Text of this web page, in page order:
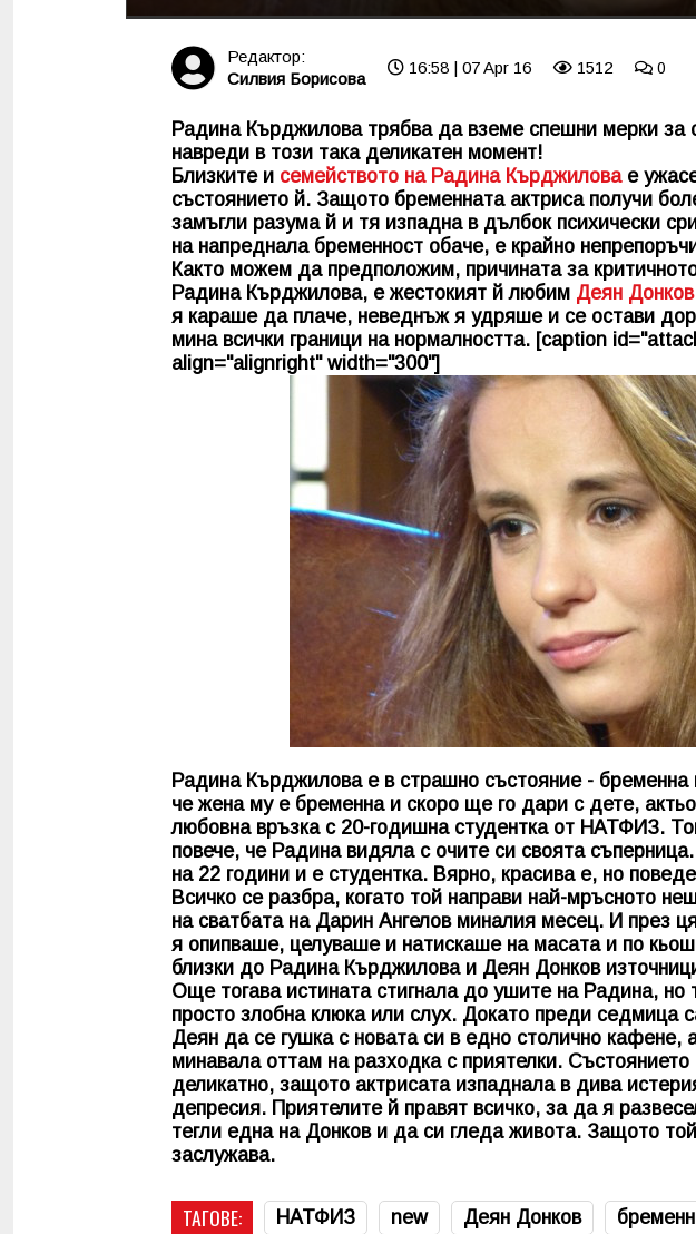
Редактор:
Силвия Борисова
16:58 | 07 Apr 16 1512 0
Радина Кърджилова трябва да вземе спешни мерки за
навреди в този така деликатен момент!
Близките и семейството на Радина Кърджиловае
състоянието й. Защото бременната актриса получи
замъгли разума й и тя изпадна в дълбок психически
на напреднала бременност обаче, е крайно
Както можем да предположим, причината за
Радина Кърджилова, е жестокият й любим Деян
я караше да плаче, неведнъж я удряше и се остави
мина всички граници на нормалността. [caption
align="alignright" width="300"]
Радина Кърджилова е в страшно състояние -
че жена му е бременна и скоро ще го дари с дете,
любовна връзка с 20-годишна студентка от НАТФИЗ.
повече, че Радина видяла с очите си своята
на 22 години и е студентка. Вярно, красива е, но
Всичко се разбра, когато той направи най-мръсното
на сватбата на Дарин Ангелов миналия месец. И през
я опипваше, целуваше и натискаше на масата и по
близки до Радина Кърджилова и Деян Донков
Още тогава истината стигнала до ушите на Радина, но
просто злобна клюка или слух. Докато преди седмица
Деян да се гушка с новата си в едно столично кафене,
минавала оттам на разходка с приятелки.
деликатно, защото актрисата изпаднала в дива
депресия. Приятелите й правят всичко, за да я
тегли една на Донков и да си гледа живота. Защото
заслужава.
ТАГОВЕ: НАТФИЗ new Деян Донков